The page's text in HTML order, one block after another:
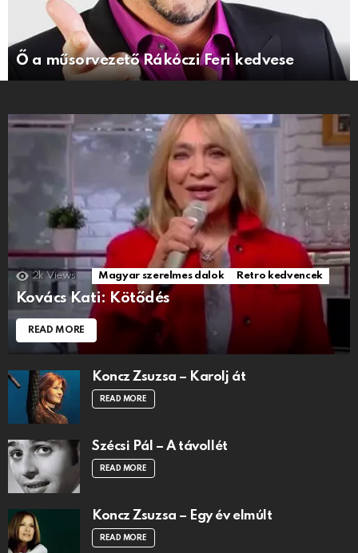
Ő a műsorvezető Rákóczi Feri kedvese
2k Views Magyar szerelmes dalok Retro kedvencek
Kovács Kati: Kötődés
READ MORE
Koncz Zsuzsa – Karolj át
READ MORE
Szécsi Pál – A távollét
READ MORE
Koncz Zsuzsa – Egy év elmúlt
READ MORE